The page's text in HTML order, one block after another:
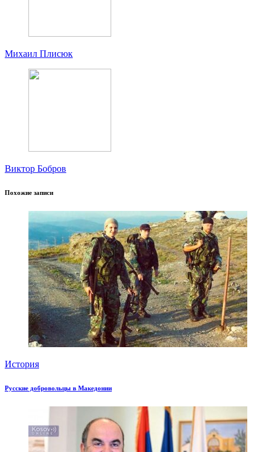
Михаил Плисюк
Виктор Бобров
Похожие записи
История
Русские добровольцы в Македонии